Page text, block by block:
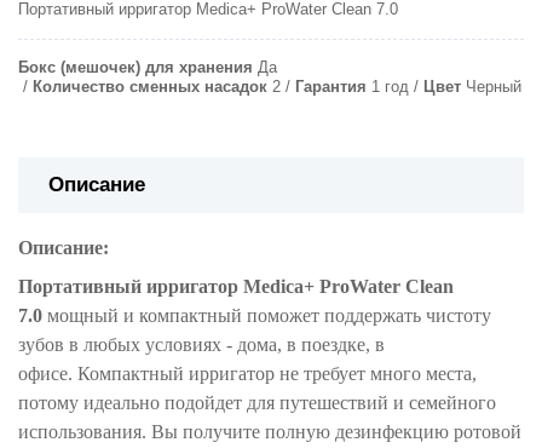
Портативный ирригатор Medica+ ProWater Clean 7.0
Бокс (мешочек) для хранения Да
Количество сменных насадок 2 Гарантия 1 год Цвет Черный
Описание
Описание:
Портативный ирригатор Medica+ ProWater Clean
7.0 мощный и компактный поможет поддержать чистоту
зубов в любых условиях - дома, в поездке, в
офисе. Компактный ирригатор не требует много места,
потому идеально подойдет для путешествий и семейного
использования. Вы получите полную дезинфекцию ротовой